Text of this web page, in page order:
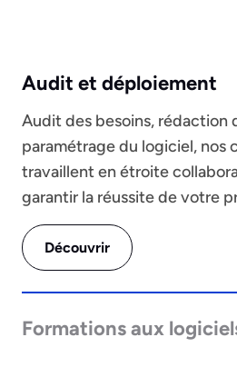
Audit et déploiement
Audit des besoins, rédaction
paramétrage du logiciel, nos
travaillent en étroite
garantir la réussite de votre
Découvrir
Formations aux